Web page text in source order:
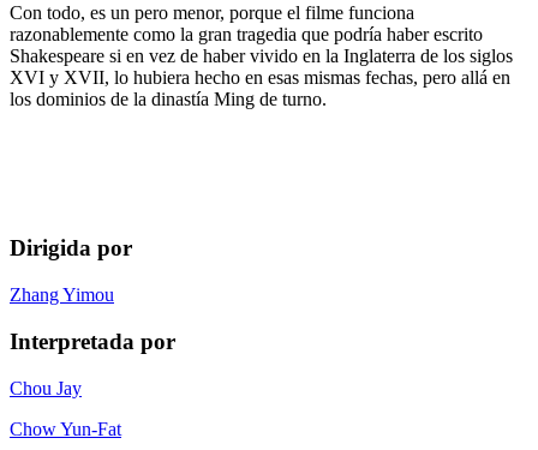
Con todo, es un pero menor, porque el filme funciona
razonablemente como la gran tragedia que podría haber escrito
Shakespeare si en vez de haber vivido en la Inglaterra de los siglos
XVI y XVII, lo hubiera hecho en esas mismas fechas, pero allá en
los dominios de la dinastía Ming de turno.
Dirigida por
Zhang Yimou
Interpretada por
Chou Jay
Chow Yun-Fat